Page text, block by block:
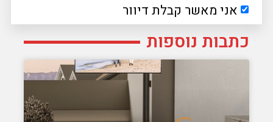
אני מאשר קבלת דיוור
כתבות נוספות